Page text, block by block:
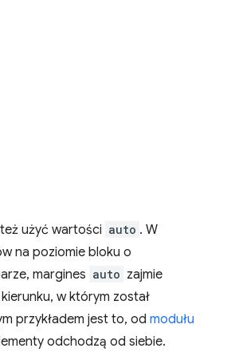
użyć wartości auto . W
na poziomie bloku o
margines auto zajmie
w którym został
przykładem jest to, od modułu
odchodzą od siebie.